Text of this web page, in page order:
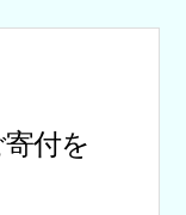
寄付を